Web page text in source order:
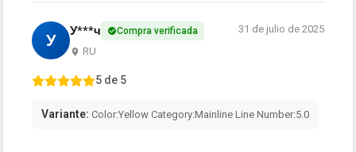
У У***ч Compra verificada
RU
31 de julio de 2025
5 de 5
Variante: Color:Yellow Category:Mainline Line Number:5.0